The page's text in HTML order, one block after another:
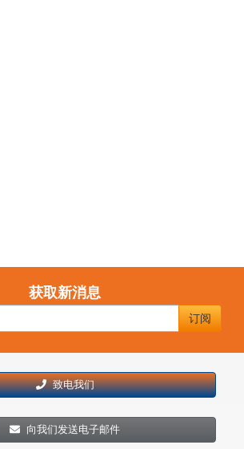
获取新消息
订阅
致电我们
向我们发送电子邮件